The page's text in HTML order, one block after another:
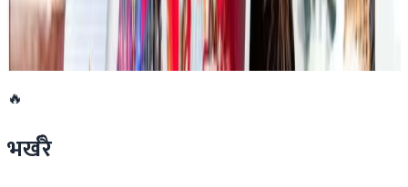
डार्विनमा नेपाल फेस्टिभल हुँदै
२०२६ जुन ११
🔥
भर्खरै